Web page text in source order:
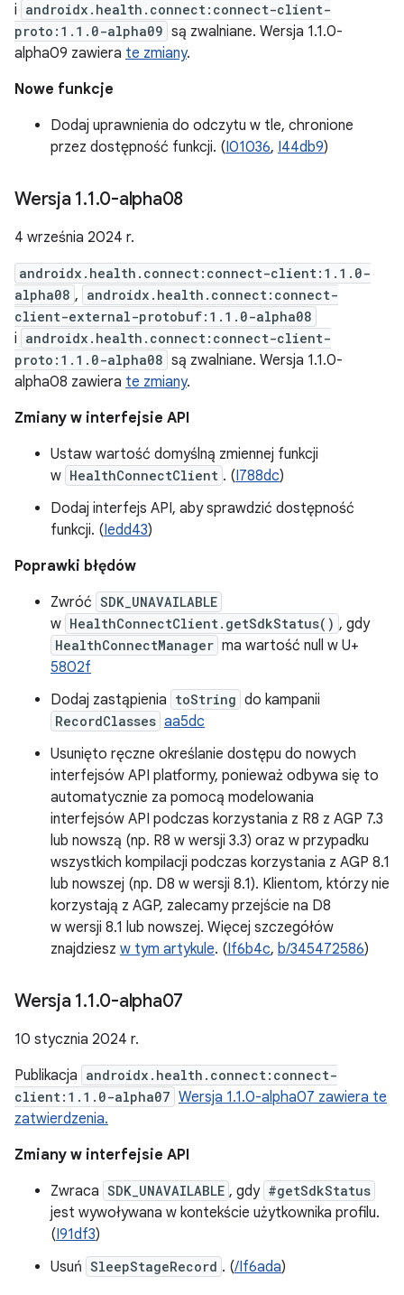
i androidx.health.connect:connect-client-
proto:1.1.0-alpha09 są zwalniane. Wersja 1.1.0-
alpha09 zawiera te zmiany.
Nowe funkcje
Dodaj uprawnienia do odczytu w tle, chronione
przez dostępność funkcji. (I01036, I44db9)
Wersja 1.1.0-alpha08
4 września 2024 r.
androidx.health.connect:connect-client:1.1.0-
alpha08 , androidx.health.connect:connect-
client-external-protobuf:1.1.0-alpha08
i androidx.health.connect:connect-client-
proto:1.1.0-alpha08 są zwalniane. Wersja 1.1.0-
alpha08 zawiera te zmiany.
Zmiany w interfejsie API
Ustaw wartość domyślną zmiennej funkcji
w HealthConnectClient . (I788dc)
Dodaj interfejs API, aby sprawdzić dostępność
funkcji. (Iedd43)
Poprawki błędów
Zwróć SDK_UNAVAILABLE
w HealthConnectClient.getSdkStatus() , gdy
HealthConnectManager ma wartość null w U+
5802f
Dodaj zastąpienia toString do kampanii
RecordClasses aa5dc
Usunięto ręczne określanie dostępu do nowych
interfejsów API platformy, ponieważ odbywa się to
automatycznie za pomocą modelowania
interfejsów API podczas korzystania z R8 z AGP 7.3
lub nowszą (np. R8 w wersji 3.3) oraz w przypadku
wszystkich kompilacji podczas korzystania z AGP 8.1
lub nowszej (np. D8 w wersji 8.1). Klientom, którzy nie
korzystają z AGP, zalecamy przejście na D8
w wersji 8.1 lub nowszej. Więcej szczegółów
znajdziesz w tym artykule. (If6b4c, b/345472586)
Wersja 1.1.0-alpha07
10 stycznia 2024 r.
Publikacja androidx.health.connect:connect-
client:1.1.0-alpha07 Wersja 1.1.0-alpha07 zawiera te
zatwierdzenia.
Zmiany w interfejsie API
Zwraca SDK_UNAVAILABLE , gdy #getSdkStatus
jest wywoływana w kontekście użytkownika profilu.
(I91df3)
Usuń SleepStageRecord . (/If6ada)